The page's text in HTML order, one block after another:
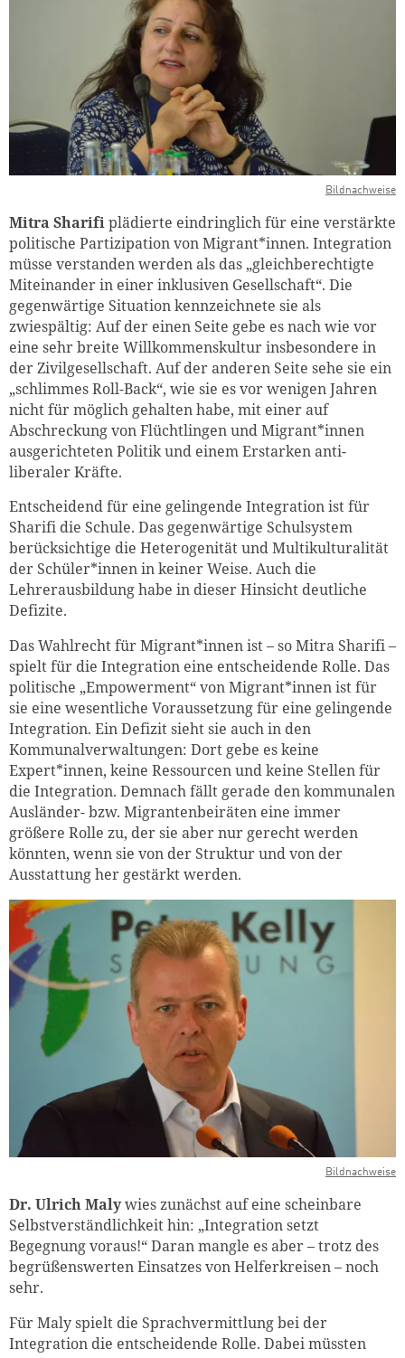
Bildnachweise
Mitra Sharifiplädierte eindringlich für eine verstärkte
politische Partizipation von Migrant*innen. Integration
müsse verstanden werden als das „gleichberechtigte
Miteinander in einer inklusiven Gesellschaft“. Die
gegenwärtige Situation kennzeichnete sie als
zwiespältig: Auf der einen Seite gebe es nach wie vor
eine sehr breite Willkommenskultur insbesondere in
der Zivilgesellschaft. Auf der anderen Seite sehe sie ein
„schlimmes Roll-Back“, wie sie es vor wenigen Jahren
nicht für möglich gehalten habe, mit einer auf
Abschreckung von Flüchtlingen und Migrant*innen
ausgerichteten Politik und einem Erstarken anti-
liberaler Kräfte.
Entscheidend für eine gelingende Integration ist für
Sharifi die Schule. Das gegenwärtige Schulsystem
berücksichtige die Heterogenität und Multikulturalität
der Schüler*innen in keiner Weise. Auch die
Lehrerausbildung habe in dieser Hinsicht deutliche
Defizite.
Das Wahlrecht für Migrant*innen ist – so Mitra Sharifi –
spielt für die Integration eine entscheidende Rolle. Das
politische „Empowerment“ von Migrant*innen ist für
sie eine wesentliche Voraussetzung für eine gelingende
Integration. Ein Defizit sieht sie auch in den
Kommunalverwaltungen: Dort gebe es keine
Expert*innen, keine Ressourcen und keine Stellen für
die Integration. Demnach fällt gerade den kommunalen
Ausländer- bzw. Migrantenbeiräten eine immer
größere Rolle zu, der sie aber nur gerecht werden
könnten, wenn sie von der Struktur und von der
Ausstattung her gestärkt werden.
Bildnachweise
Dr. Ulrich Malywies zunächst auf eine scheinbare
Selbstverständlichkeit hin: „Integration setzt
Begegnung voraus!“ Daran mangle es aber – trotz des
begrüßenswerten Einsatzes von Helferkreisen – noch
sehr.
Für Maly spielt die Sprachvermittlung bei der
Integration die entscheidende Rolle. Dabei müssten